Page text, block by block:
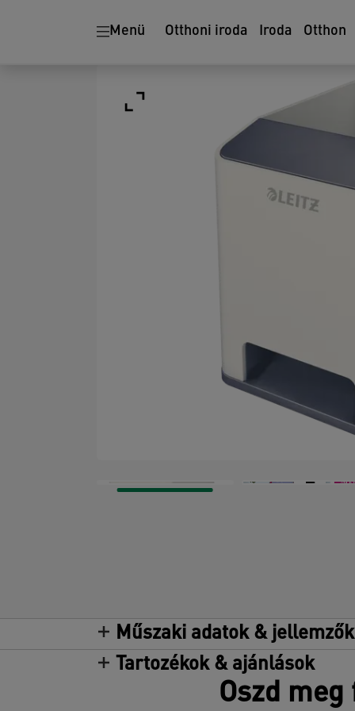
Menü Otthoni iroda Iroda Otthon
Műszaki adatok & jellemzők
Tartozékok & ajánlások
Oszd